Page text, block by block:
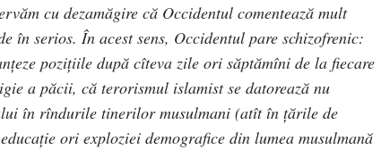
cu dezamăgire că Occidentul comentează mult
în serios. În acest sens, Occidentul pare schizofrenic:
poziţiile după cîteva zile ori săptămîni de la fiecare
a păcii, că terorismul islamist se datorează nu
în rîndurile tinerilor musulmani (atît în ţările de
ori exploziei demografice din lumea musulmană